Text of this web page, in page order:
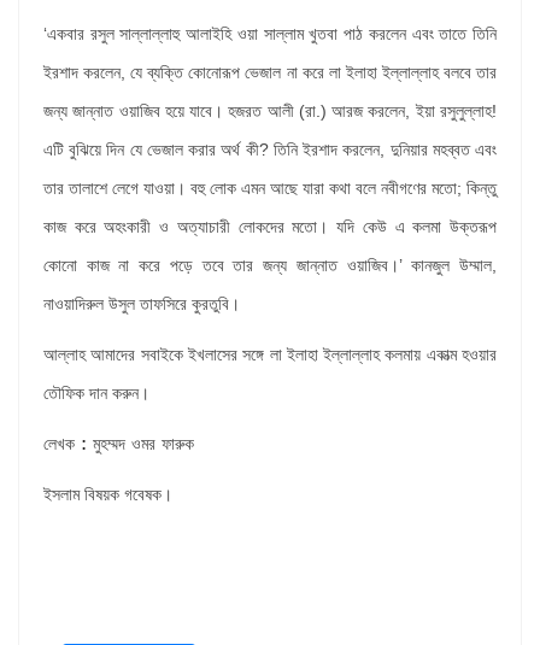
‘একবার রসুল সাল্লাল্লাহু আলাইহি ওয়া সাল্লাম খুতবা পাঠ করলেন এবং তাতে তিনি
ইরশাদ করলেন, যে ব্যক্তি কোনোরূপ ভেজাল না করে লা ইলাহা ইল্লাল্লাহ বলবে তার
জন্য জান্নাত ওয়াজিব হয়ে যাবে। হজরত আলী (রা.) আরজ করলেন, ইয়া রসুলুল্লাহ!
এটি বুঝিয়ে দিন যে ভেজাল করার অর্থ কী? তিনি ইরশাদ করলেন, দুনিয়ার মহব্বত এবং
তার তালাশে লেগে যাওয়া। বহু লোক এমন আছে যারা কথা বলে নবীগণের মতো; কিন্তু
কাজ করে অহংকারী ও অত্যাচারী লোকদের মতো। যদি কেউ এ কলমা উক্তরূপ
কোনো কাজ না করে পড়ে তবে তার জন্য জান্নাত ওয়াজিব।’ কানজুল উম্মাল,
নাওয়াদিরুল উসুল তাফসিরে কুরতুবি।
আল্লাহ আমাদের সবাইকে ইখলাসের সঙ্গে লা ইলাহা ইল্লাল্লাহ কলমায় একাত্ম হওয়ার
তৌফিক দান করুন।
লেখক : মুহম্মদ ওমর ফারুক
ইসলাম বিষয়ক গবেষক।